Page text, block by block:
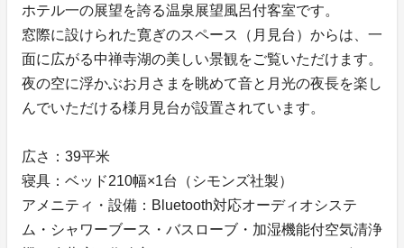
ホテル一の展望を誇る温泉展望風呂付客室です。
窓際に設けられた寛ぎのスペース（月見台）からは、一
面に広がる中禅寺湖の美しい景観をご覧いただけます。
夜の空に浮かぶお月さまを眺めて音と月光の夜長を楽し
んでいただける様月見台が設置されています。
広さ：39平米
寝具：ベッド210幅×1台（シモンズ社製）
アメニティ・設備：Bluetooth対応オーディオシステ
ム・シャワーブース・バスローブ・加湿機能付空気清浄